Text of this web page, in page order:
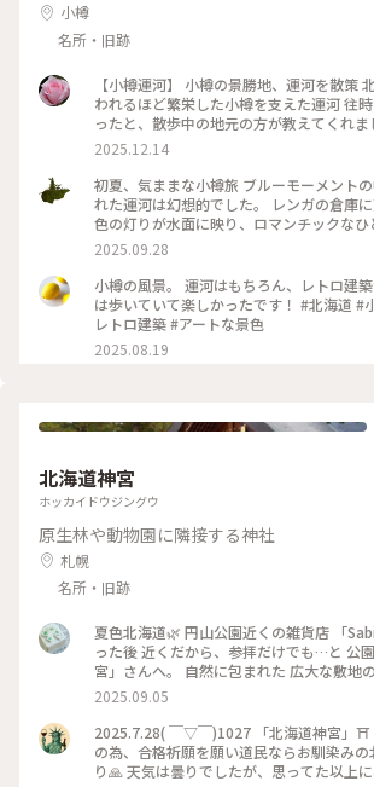
小樽
名所・旧跡
【小樽運河】 小樽の景勝地、運河を散策 北のウォール街とい
われるほど繁栄した小樽を支えた運河 往
ったと、散歩中の地元の方が教えてくれました レトロ
群を間近に感じながら進むクルーズ、おすすめ
っぷと一緒 #ことりっぷ小樽
2025.12.14
初夏、気ままな小樽旅 ブルーモーメントの中 ライトアップさ
れた運河は幻想的でした。 レンガの倉庫
色の灯りが水面に映り、ロマンチックなひ
賑わってる小樽出抜小路もこの日は静かに
2025.5.30撮影 #ことりっぷ北海道 #ことりっぷ 札幌 #ことり
っぷと一緒 #小樽 #夜景 #レトロな街 #北海
景色 #歴史的建造物 #小樽運河 #ブルーモ
ックなひと時
2025.09.28
小樽の風景。 運河はもちろん、レトロ建
は歩いていて楽しかったです！ #北海道 #
レトロ建築 #アートな景色
2025.08.19
北海道神宮
ホッカイドウジングウ
原生林や動物園に隣接する神社
札幌
名所・旧跡
夏色北海道🌿 円山公園近くの雑貨店 「
った後 近くだから、参拝だけでも…と 公
宮」さんへ。 自然に包まれた 広大な敷地
門へと まっすぐに続く参道は 緑に包まれ
美しい神門には、見たことのないしめ縄
俵？がふたつ？ フラヌイ大注連縄という
アイヌ語で富良野の地名の由来、 ほぼ 4
られ奉納されるとか。。 広大な神社、ゆ
2025.09.05
2025.7.28( ￣▽￣)1027 「北海道神宮」⛩️
の為、合格祈願を願い道民ならお馴染み
り🙏 天気は曇りでしたが、思ってた以上